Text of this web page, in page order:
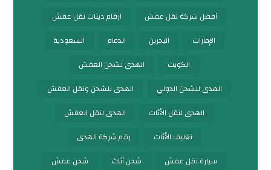
أفضل شركة نقل عفش
ارقام دينات نقل عفش
الإمارات
البحرين الدمام
السعودية
الكويت
الهدى لشحن العفش
الهدى للشحن الدولي
الهدى للشحن ونقل العفش
الهدى لنقل الأثاث
الهدى لنقل العفش
تغليف الأثاث
رقم شركة الهدى
سيارة نقل عفش
شحن أثاث
شحن عفش